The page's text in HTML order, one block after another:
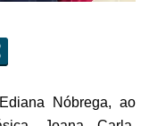
Nóbrega, ao